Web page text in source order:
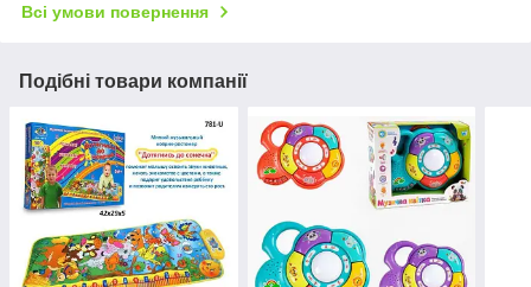
Всі умови повернення
Подібні товари компанії